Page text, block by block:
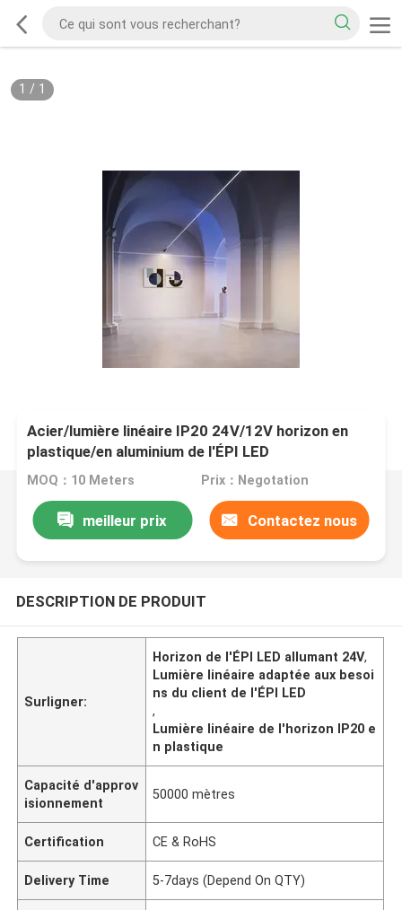
1 / 1
Acier/lumière linéaire IP20 24V/12V horizon en
plastique/en aluminium de l'ÉPI LED
MOQ：10 Meters Prix：Negotation
meilleur prix Contactez nous
DESCRIPTION DE PRODUIT
Surligner:
Horizon de l'ÉPI LED allumant 24V,
Lumière linéaire adaptée aux besoi
ns du client de l'ÉPI LED
,
Lumière linéaire de l'horizon IP20 e
n plastique
Capacité d'approv
isionnement
50000 mètres
Certification CE & RoHS
Delivery Time 5-7days (Depend On QTY)